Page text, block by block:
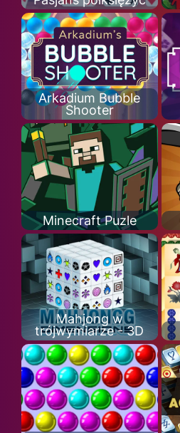
Arkadium Bubble
Shooter
Minecraft Puzle
Mahjong w
trójwymiarze - 3D